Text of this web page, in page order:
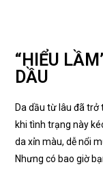
“HIỂU
DẦU
Da dầu từ lâu đã trở
khi tình trạng này
da xỉn màu, dễ nổi
Nhưng có bao giờ